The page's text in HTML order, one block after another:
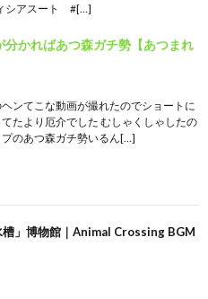
シアスート #[…]
分かればあつ森ガチ勢【あつまれ
ンてこな動画が撮れたのでショートに
たより厄介でした むしゃくしゃしたの
のあつ森ガチ勢いるん[…]
槽」博物館｜Animal Crossing BGM